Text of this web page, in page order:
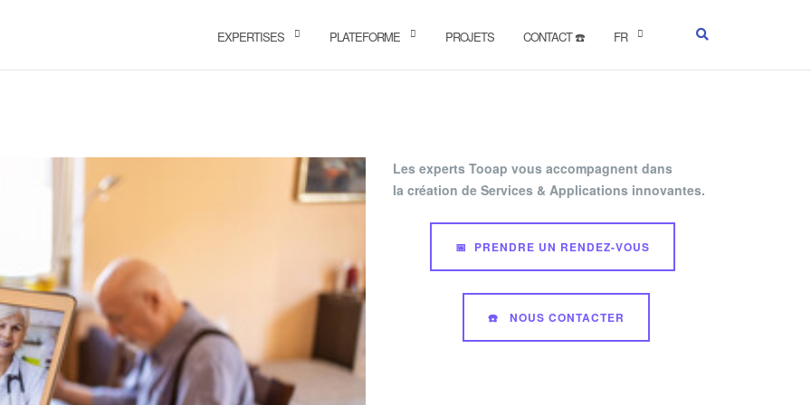
EXPERTISES PLATEFORME PROJETS CONTACT ☎️ FR
Les experts Tooap vous accompagnent dans
la création de Services & Applications innovantes.
📅 PRENDRE UN RENDEZ-VOUS
☎️ NOUS CONTACTER